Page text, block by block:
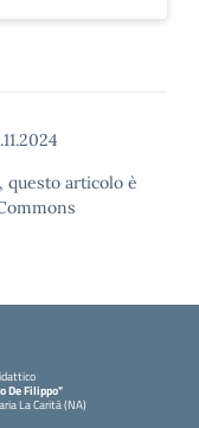
questo articolo è
De Filippo"
La Carità (NA)